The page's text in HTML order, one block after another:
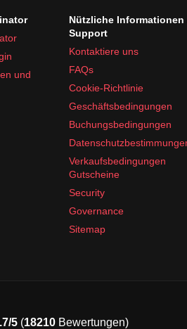
und
Nützliche Informationen
Support
Kontaktiere uns
FAQs
Cookie-Richtlinie
Geschäftsbedingungen
Buchungsbedingungen
Verkaufsbedingungen
Gutscheine
Security
Governance
Sitemap
5(18210Bewertungen)